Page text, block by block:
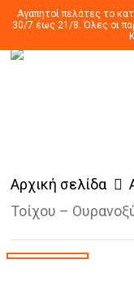
Αγαπητοί πελάτες το
30/7 έως 21/8. Όλες οι
Skip
mainProducts
Αρχική σελίδα
Τοίχου –